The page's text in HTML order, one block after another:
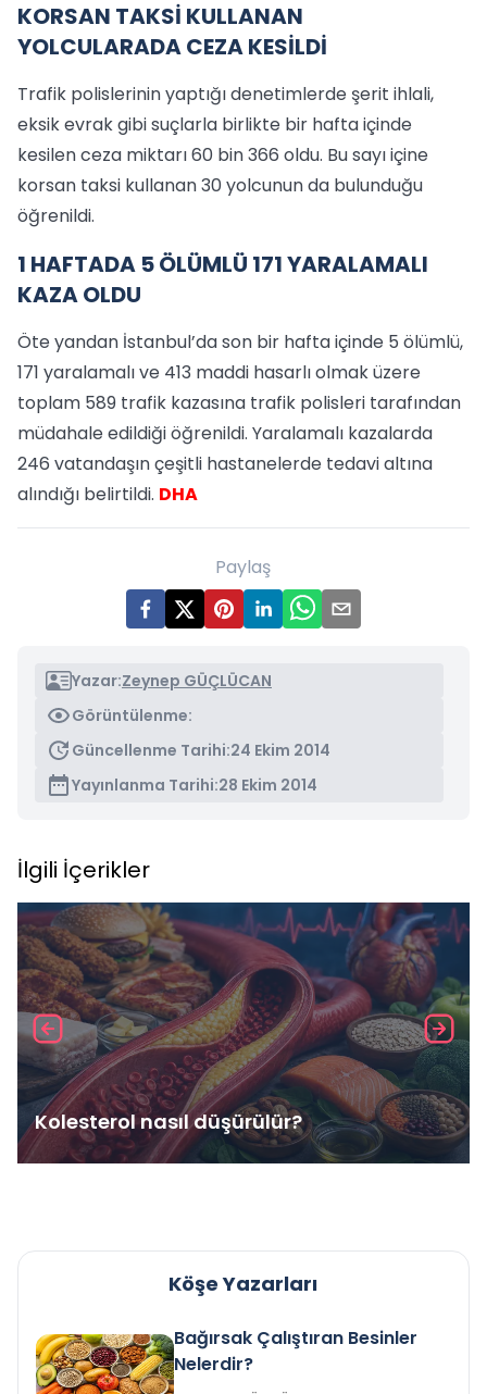
KORSAN TAKSİ KULLANAN
YOLCULARADA CEZA KESİLDİ
Trafik polislerinin yaptığı denetimlerde şerit ihlali,
eksik evrak gibi suçlarla birlikte bir hafta içinde
kesilen ceza miktarı 60 bin 366 oldu. Bu sayı içine
korsan taksi kullanan 30 yolcunun da bulunduğu
öğrenildi.
1 HAFTADA 5 ÖLÜMLÜ 171 YARALAMALI
KAZA OLDU
Öte yandan İstanbul’da son bir hafta içinde 5 ölümlü,
171 yaralamalı ve 413 maddi hasarlı olmak üzere
toplam 589 trafik kazasına trafik polisleri tarafından
müdahale edildiği öğrenildi. Yaralamalı kazalarda
246 vatandaşın çeşitli hastanelerde tedavi altına
alındığı belirtildi. DHA
Paylaş
Yazar:Zeynep GÜÇLÜCAN
Görüntülenme:
Güncellenme Tarihi:24 Ekim 2014
Yayınlanma Tarihi:28 Ekim 2014
İlgili İçerikler
Kolesterol nasıl düşürülür?
Köşe Yazarları
Bağırsak Çalıştıran Besinler
Nelerdir?